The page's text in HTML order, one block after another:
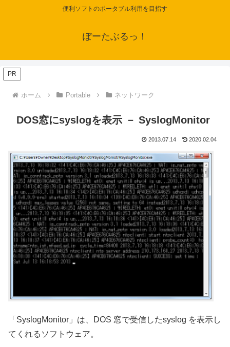
便利ソフトのポータブル利用を目指す
ぽーたぶるっ！
PR
ホーム Portable ネットワーク
DOS窓にsyslogを表示 － SyslogMonitor
2013.07.14 2020.02.04
「SyslogMonitor」は、DOS 窓で受信したsyslog を表示し
てくれるソフトウェア。